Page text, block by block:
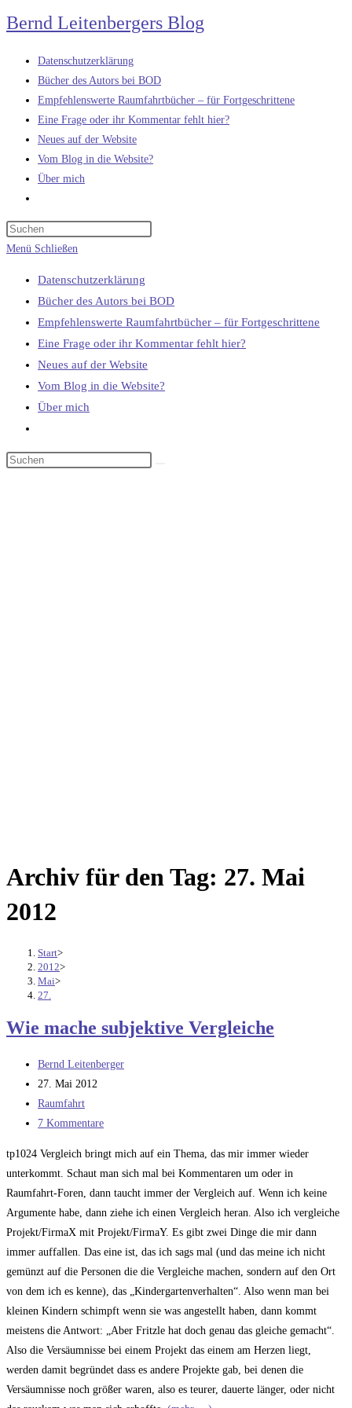
Zum
Inhalt
springen
Bernd Leitenbergers Blog
Datenschutzerklärung
Bücher des Autors bei BOD
Empfehlenswerte Raumfahrtbücher – für Fortgeschrittene
Eine Frage oder ihr Kommentar fehlt hier?
Neues auf der Website
Vom Blog in die Website?
Über mich
umschalten
Menü Schließen
Datenschutzerklärung
Bücher des Autors bei BOD
Empfehlenswerte Raumfahrtbücher – für Fortgeschrittene
Eine Frage oder ihr Kommentar fehlt hier?
Neues auf der Website
Vom Blog in die Website?
Über mich
umschalten
Archiv für den Tag: 27. Mai
2012
Start>
2012>
Mai>
27.
Wie mache subjektive Vergleiche
Beitrags-
Autor:
Bernd Leitenberger
Beitrag
veröffentlicht:
27. Mai 2012
Beitrags-
Kategorie:
Raumfahrt
Beitrags-
7 Kommentare
tp1024 Vergleich bringt mich auf ein Thema, das mir immer wieder
unterkommt. Schaut man sich mal bei Kommentaren um oder in
Raumfahrt-Foren, dann taucht immer der Vergleich auf. Wenn ich keine
Argumente habe, dann ziehe ich einen Vergleich heran. Also ich vergleiche
Projekt/FirmaX mit Projekt/FirmaY. Es gibt zwei Dinge die mir dann
immer auffallen. Das eine ist, das ich sags mal (und das meine ich nicht
gemünzt auf die Personen die die Vergleiche machen, sondern auf den Ort
von dem ich es kenne), das „Kindergartenverhalten“. Also wenn man bei
kleinen Kindern schimpft wenn sie was angestellt haben, dann kommt
meistens die Antwort: „Aber Fritzle hat doch genau das gleiche gemacht“.
Also die Versäumnisse bei einem Projekt das einem am Herzen liegt,
werden damit begründet dass es andere Projekte gab, bei denen die
Versäumnisse noch größer waren, also es teurer, dauerte länger, oder nicht